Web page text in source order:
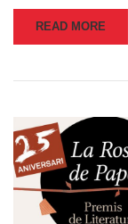
READ MORE